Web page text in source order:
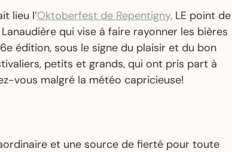
lieu l’Oktoberfest de Repentigny, LE point de
qui vise à faire rayonner les bières
édition, sous le signe du plaisir et du bon
petits et grands, qui ont pris part à
vous malgré la météo capricieuse!
et une source de fierté pour toute